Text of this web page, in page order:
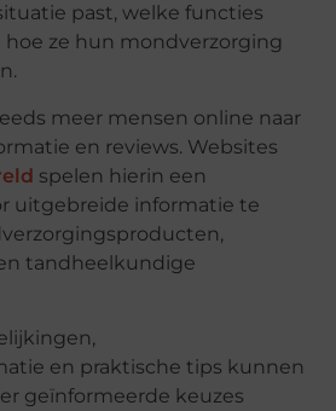
past, welke functies
ze hun mondverzorging
meer mensen online naar
en reviews. Websites
spelen hierin een
uitgebreide informatie te
tandheelkundige
en praktische tips kunnen
geïnformeerde keuzes